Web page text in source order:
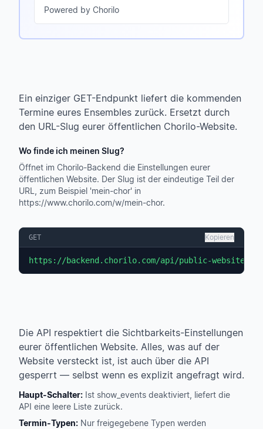
Powered by Chorilo
Ein einziger GET-Endpunkt liefert die kommenden
Termine eures Ensembles zurück. Ersetzt durch
den URL-Slug eurer öffentlichen Chorilo-Website.
Wo finde ich meinen Slug?
Öffnet im Chorilo-Backend die Einstellungen eurer
öffentlichen Website. Der Slug ist der eindeutige Teil der
URL, zum Beispiel 'mein-chor' in
https://www.chorilo.com/w/mein-chor.
GET Kopieren
https://backend.chorilo.com/api/public-websites/
Die API respektiert die Sichtbarkeits-Einstellungen
eurer öffentlichen Website. Alles, was auf der
Website versteckt ist, ist auch über die API
gesperrt — selbst wenn es explizit angefragt wird.
Haupt-Schalter: Ist show_events deaktiviert, liefert die
API eine leere Liste zurück.
Termin-Typen: Nur freigegebene Typen werden